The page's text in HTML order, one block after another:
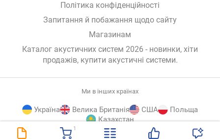
1
Політика конфіденційності
Запитання й побажання щодо сайту
Магазинам
Каталог акустичних систем 2026 - новинки, хіти
продажів, купити акустичні системи.
Ми в інших країнах
Україна Велика Британія США
Польща
Казахстан